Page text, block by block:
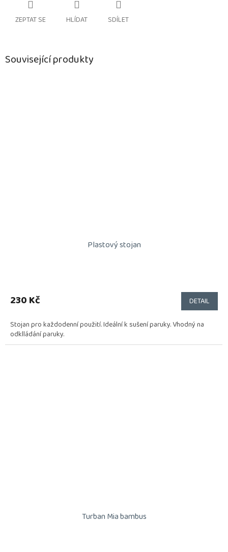
ZEPTAT SE HLÍDAT SDÍLET
Související produkty
Plastový stojan
230 Kč DETAIL
Stojan pro každodenní použití. Ideální k sušení paruky. Vhodný na
odklládání paruky.
Turban Mia bambus